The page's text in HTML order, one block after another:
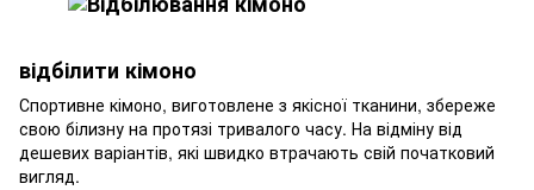
відбілити кімоно
Спортивне кімоно, виготовлене з якісної тканини, збереже
свою білизну на протязі тривалого часу. На відміну від
дешевих варіантів, які швидко втрачають свій початковий
вигляд.